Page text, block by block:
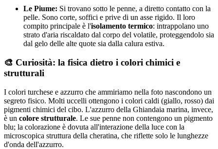
Le Piume: Si trovano sotto le penne, a diretto contatto con la
pelle. Sono corte, soffici e prive di un asse rigido. Il loro
compito principale è l'isolamento termico: intrappolano uno
strato d'aria riscaldato dal corpo del volatile, proteggendolo sia
dal gelo delle alte quote sia dalla calura estiva.
🎨 Curiosità: la fisica dietro i colori chimici e
strutturali
I colori turchese e azzurro che ammiriamo nella foto nascondono un
segreto fisico. Molti uccelli ottengono i colori caldi (giallo, rosso) dai
pigmenti chimici del cibo. L'azzurro della Ghiandaia marina, invece,
è un colore strutturale. Le sue penne non contengono un pigmento
blu; la colorazione è dovuta all'interazione della luce con la
microscopica struttura della cheratina, che riflette solo le lunghezze
d'onda dell'azzurro.